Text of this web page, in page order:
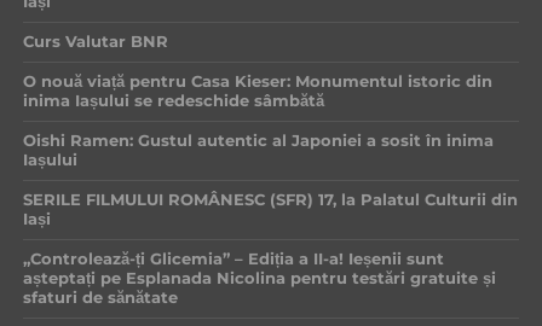
Curs Valutar BNR
O nouă viață pentru Casa Kieser: Monumentul istoric din
inima Iașului se redeschide sâmbătă
Oishi Ramen: Gustul autentic al Japoniei a sosit în inima
Iașului
SERILE FILMULUI ROMÂNESC (SFR) 17, la Palatul Culturii din
Iași
„Controlează-ți Glicemia” – Ediția a II-a! Ieșenii sunt
așteptați pe Esplanada Nicolina pentru testări gratuite și
sfaturi de sănătate